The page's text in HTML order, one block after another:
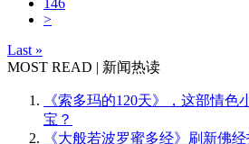
146
>
Last »
MOST READ | 新闻热读
《索多玛的120天》，这部情色
宝？
《大般若波罗蜜多经》刷新佛